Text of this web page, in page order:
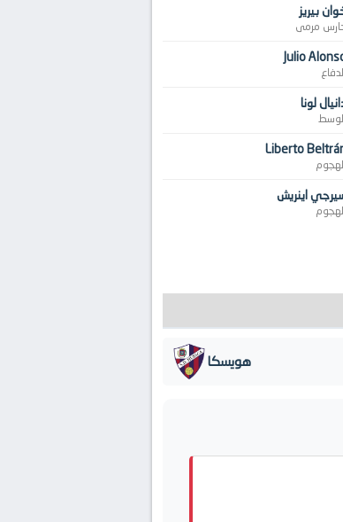
بيريز
مرمى
Julio
لونا
Liberto
اينريش
هويسكا